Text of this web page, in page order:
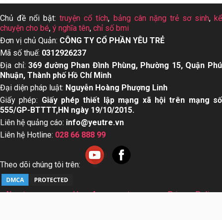
Chủ đề nổi bật:truyện cổ tích, bảng cân nặng trẻ sơ sinh,kể
chuyện cho bé, ý nghĩa tên, chỉ số bmi
Đơn vị chủ Quản: CÔNG TY CỔ PHẦN YÊU TRẺ
Mã số thuế: 0312926237
Địa chỉ:369 đường Phan Đình Phùng, Phường 15, Quận Phú
Nhuận, Thành phố Hồ Chí Minh
Đại diện pháp luật: Nguyễn Hoàng Phượng Linh
Giấy phép: Giấy phép thiết lập mạng xã hội trên mạng số
555/GP-BTTTT,HN ngày 19/10/2015.
Liên hệ quảng cáo: info@yeutre.vn
Liên hệ Hotline: 028 66 888 99
Theo dõi chúng tôi trên:
About us User Agreement
Privacy Policy